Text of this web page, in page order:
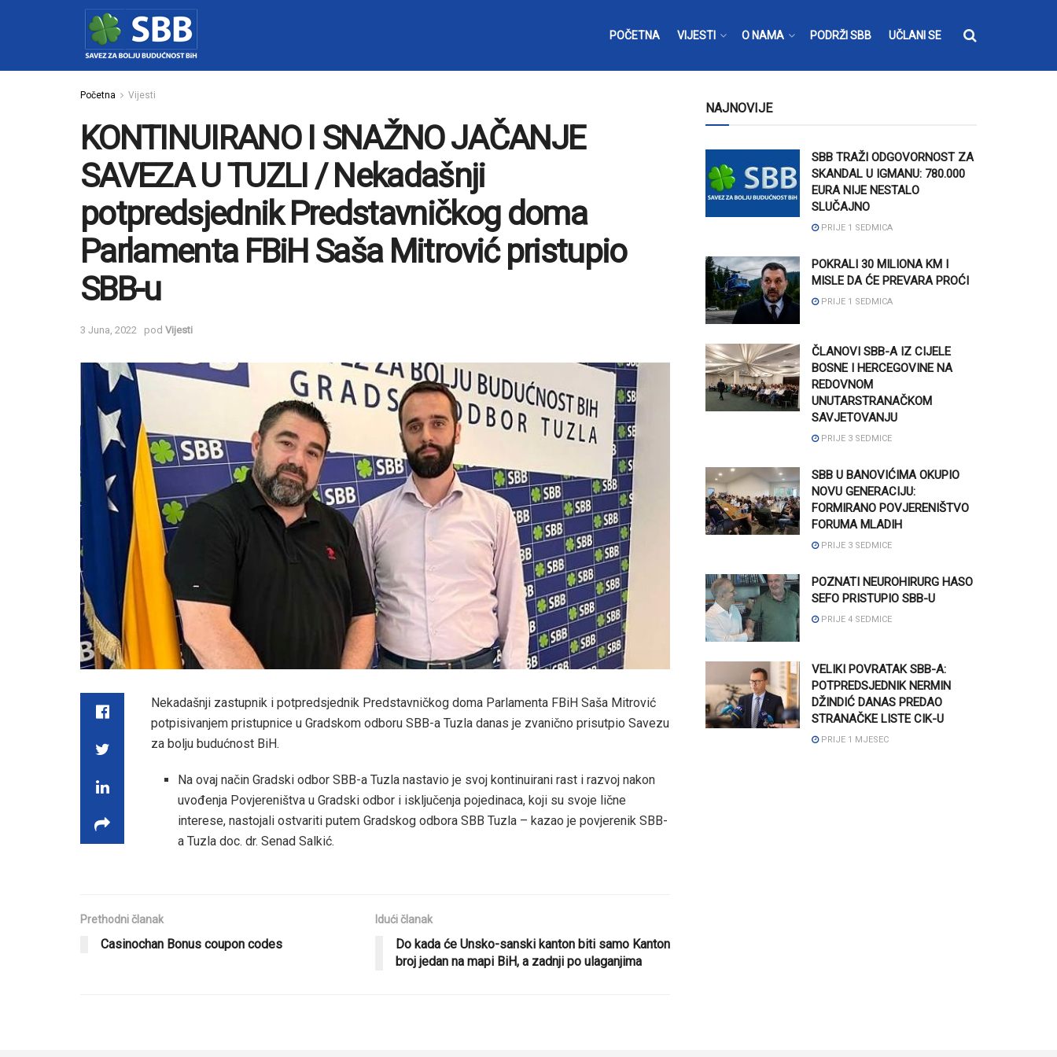
POČETNA VIJESTI O NAMA PODRŽI SBB UČLANI SE
Početna Vijesti
KONTINUIRANO I SNAŽNO JAČANJE
SAVEZA U TUZLI / Nekadašnji
potpredsjednik Predstavničkog doma
Parlamenta FBiH Saša Mitrović pristupio
SBB-u
3 Juna, 2022 pod Vijesti
Nekadašnji zastupnik i potpredsjednik Predstavničkog doma Parlamenta FBiH Saša Mitrović
potpisivanjem pristupnice u Gradskom odboru SBB-a Tuzla danas je zvanično prisutpio Savezu
za bolju budućnost BiH.
Na ovaj način Gradski odbor SBB-a Tuzla nastavio je svoj kontinuirani rast i razvoj nakon
uvođenja Povjereništva u Gradski odbor i isključenja pojedinaca, koji su svoje lične
interese, nastojali ostvariti putem Gradskog odbora SBB Tuzla – kazao je povjerenik SBB-
a Tuzla doc. dr. Senad Salkić.
Prethodni članak
Casinochan Bonus coupon codes
Idući članak
Do kada će Unsko-sanski kanton biti samo Kanton
broj jedan na mapi BiH, a zadnji po ulaganjima
NAJNOVIJE
SBB TRAŽI ODGOVORNOST ZA
SKANDAL U IGMANU: 780.000
EURA NIJE NESTALO
SLUČAJNO
PRIJE 1 SEDMICA
POKRALI 30 MILIONA KM I
MISLE DA ĆE PREVARA PROĆI
PRIJE 1 SEDMICA
ČLANOVI SBB-A IZ CIJELE
BOSNE I HERCEGOVINE NA
REDOVNOM
UNUTARSTRANAČKOM
SAVJETOVANJU
PRIJE 3 SEDMICE
SBB U BANOVIĆIMA OKUPIO
NOVU GENERACIJU:
FORMIRANO POVJERENIŠTVO
FORUMA MLADIH
PRIJE 3 SEDMICE
POZNATI NEUROHIRURG HASO
SEFO PRISTUPIO SBB-U
PRIJE 4 SEDMICE
VELIKI POVRATAK SBB-A:
POTPREDSJEDNIK NERMIN
DŽINDIĆ DANAS PREDAO
STRANAČKE LISTE CIK-U
PRIJE 1 MJESEC